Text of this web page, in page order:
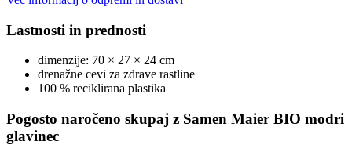
Lastnosti in prednosti
dimenzije: 70 × 27 × 24 cm
drenažne cevi za zdrave rastline
100 % reciklirana plastika
Pogosto naročeno skupaj z Samen Maier BIO modri
glavinec